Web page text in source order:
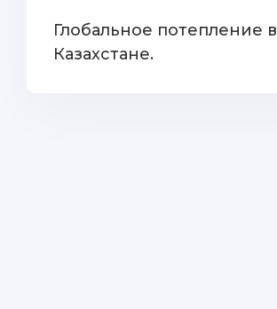
Глобальное потепление в
Казахстане.